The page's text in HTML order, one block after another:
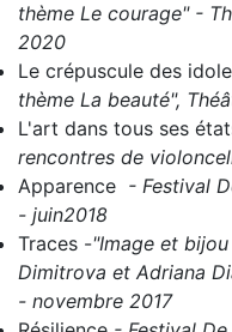
thème Le courage" -
2020
Le crépuscule des
thème La beauté",
L'art dans tous ses
rencontres de
Apparence - Festival
- juin2018
Traces -"Image et
Dimitrova et Adriana
- novembre 2017